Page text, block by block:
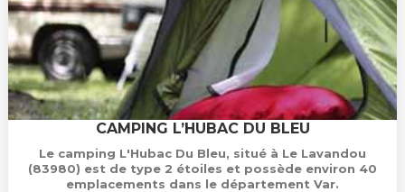
CAMPING L’HUBAC DU BLEU
Le camping L'Hubac Du Bleu, situé à Le Lavandou
(83980) est de type 2 étoiles et possède environ 40
emplacements dans le département Var.